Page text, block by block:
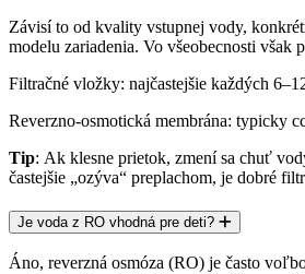
Závisí to od kvality vstupnej vody,
modelu zariadenia. Vo všeobecnosti však
Filtračné vložky: najčastejšie každých
Reverzno-osmotická membrána: typicky
Tip: Ak klesne prietok, zmení sa chuť
častejšie „ozýva“ preplachom, je dobré
Je voda z RO vhodná pre deti?
Áno, reverzná osmóza (RO) je často